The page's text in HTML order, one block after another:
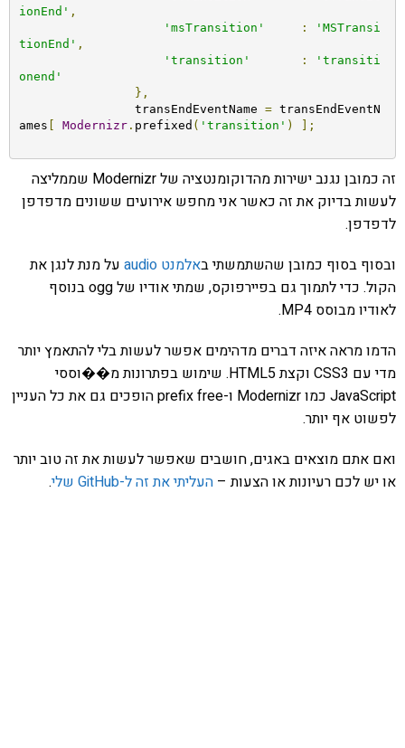
ionEnd' ,
'msTransition'
:
'MSTransi
tionEnd' ,
'transition'
:
'transiti
onend'
},
		transEndEventName
= transEndEventN
ames
Modernizr. prefixed ( 'transition' ) ];
זה כמובן נגנב ישירות מהדוקומנטציה של Modernizr שממליצה
לעשות בדיוק את זה כאשר אני מחפש אירועים ששונים מדפדפן
לדפדפן.
ובסוף בסוף כמובן שהשתמשתי באלמנט audio
על מנת לנגן את
הקול. כדי לתמוך גם בפיירפוקס, שמתי אודיו של ogg בנוסף
לאודיו מבוסס MP4.
הדמו מראה איזה דברים מדהימים אפשר לעשות בלי להתאמץ יותר
מדי עם CSS3 וקצת HTML5. שימוש בפתרונות מ��וססי
JavaScript כמו Modernizr ו-prefix free הופכים גם את כל העניין
לפשוט אף יותר.
ואם אתם מוצאים באגים, חושבים שאפשר לעשות את זה טוב יותר
או יש לכם רעיונות או הצעות – העליתי את זה ל-GitHub שלי .